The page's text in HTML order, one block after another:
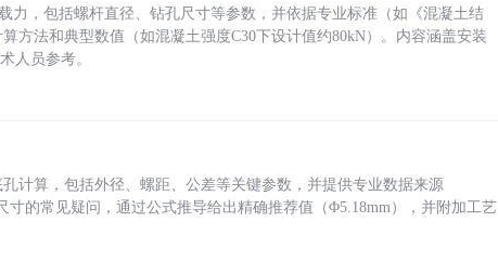
力，包括螺杆直径、钻孔尺寸等参数，并依据专业标准（如《混凝土结
方法和典型数值（如混凝土强度C30下设计值约80kN）。内容涵盖安装
人员参考。
计算，包括外径、螺距、公差等关键参数，并提供专业数据来源
寸的常见疑问，通过公式推导给出精确推荐值（Φ5.18mm），并附加工艺